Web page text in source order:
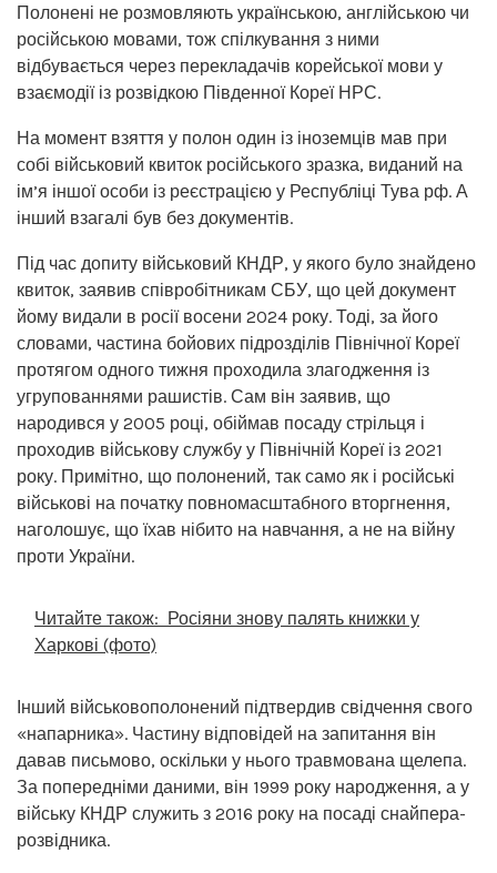
Полонені не розмовляють українською, англійською чи
російською мовами, тож спілкування з ними
відбувається через перекладачів корейської мови у
взаємодії із розвідкою Південної Кореї НРС.
На момент взяття у полон один із іноземців мав при
собі військовий квиток російського зразка, виданий на
ім’я іншої особи із реєстрацією у Республіці Тува рф. А
інший взагалі був без документів.
Під час допиту військовий КНДР, у якого було знайдено
квиток, заявив співробітникам СБУ, що цей документ
йому видали в росії восени 2024 року. Тоді, за його
словами, частина бойових підрозділів Північної Кореї
протягом одного тижня проходила злагодження із
угрупованнями рашистів. Сам він заявив, що
народився у 2005 році, обіймав посаду стрільця і
проходив військову службу у Північній Кореї із 2021
року. Примітно, що полонений, так само як і російські
військові на початку повномасштабного вторгнення,
наголошує, що їхав нібито на навчання, а не на війну
проти України.
Читайте також: Росіяни знову палять книжки у
Харкові (фото)
Інший військовополонений підтвердив свідчення свого
«напарника». Частину відповідей на запитання він
давав письмово, оскільки у нього травмована щелепа.
За попередніми даними, він 1999 року народження, а у
війську КНДР служить з 2016 року на посаді снайпера-
розвідника.